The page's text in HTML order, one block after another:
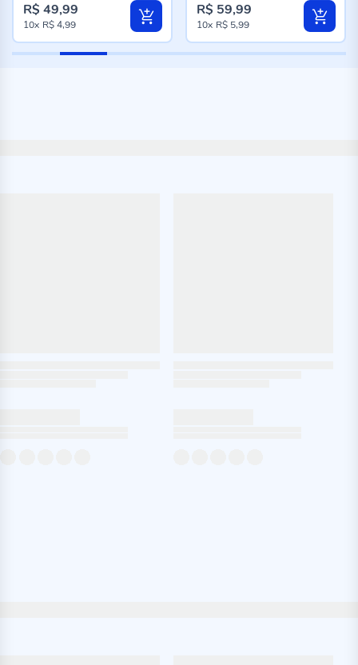
R$ 49,99
10x R$ 4,99
R$ 59,99
10x R$ 5,99